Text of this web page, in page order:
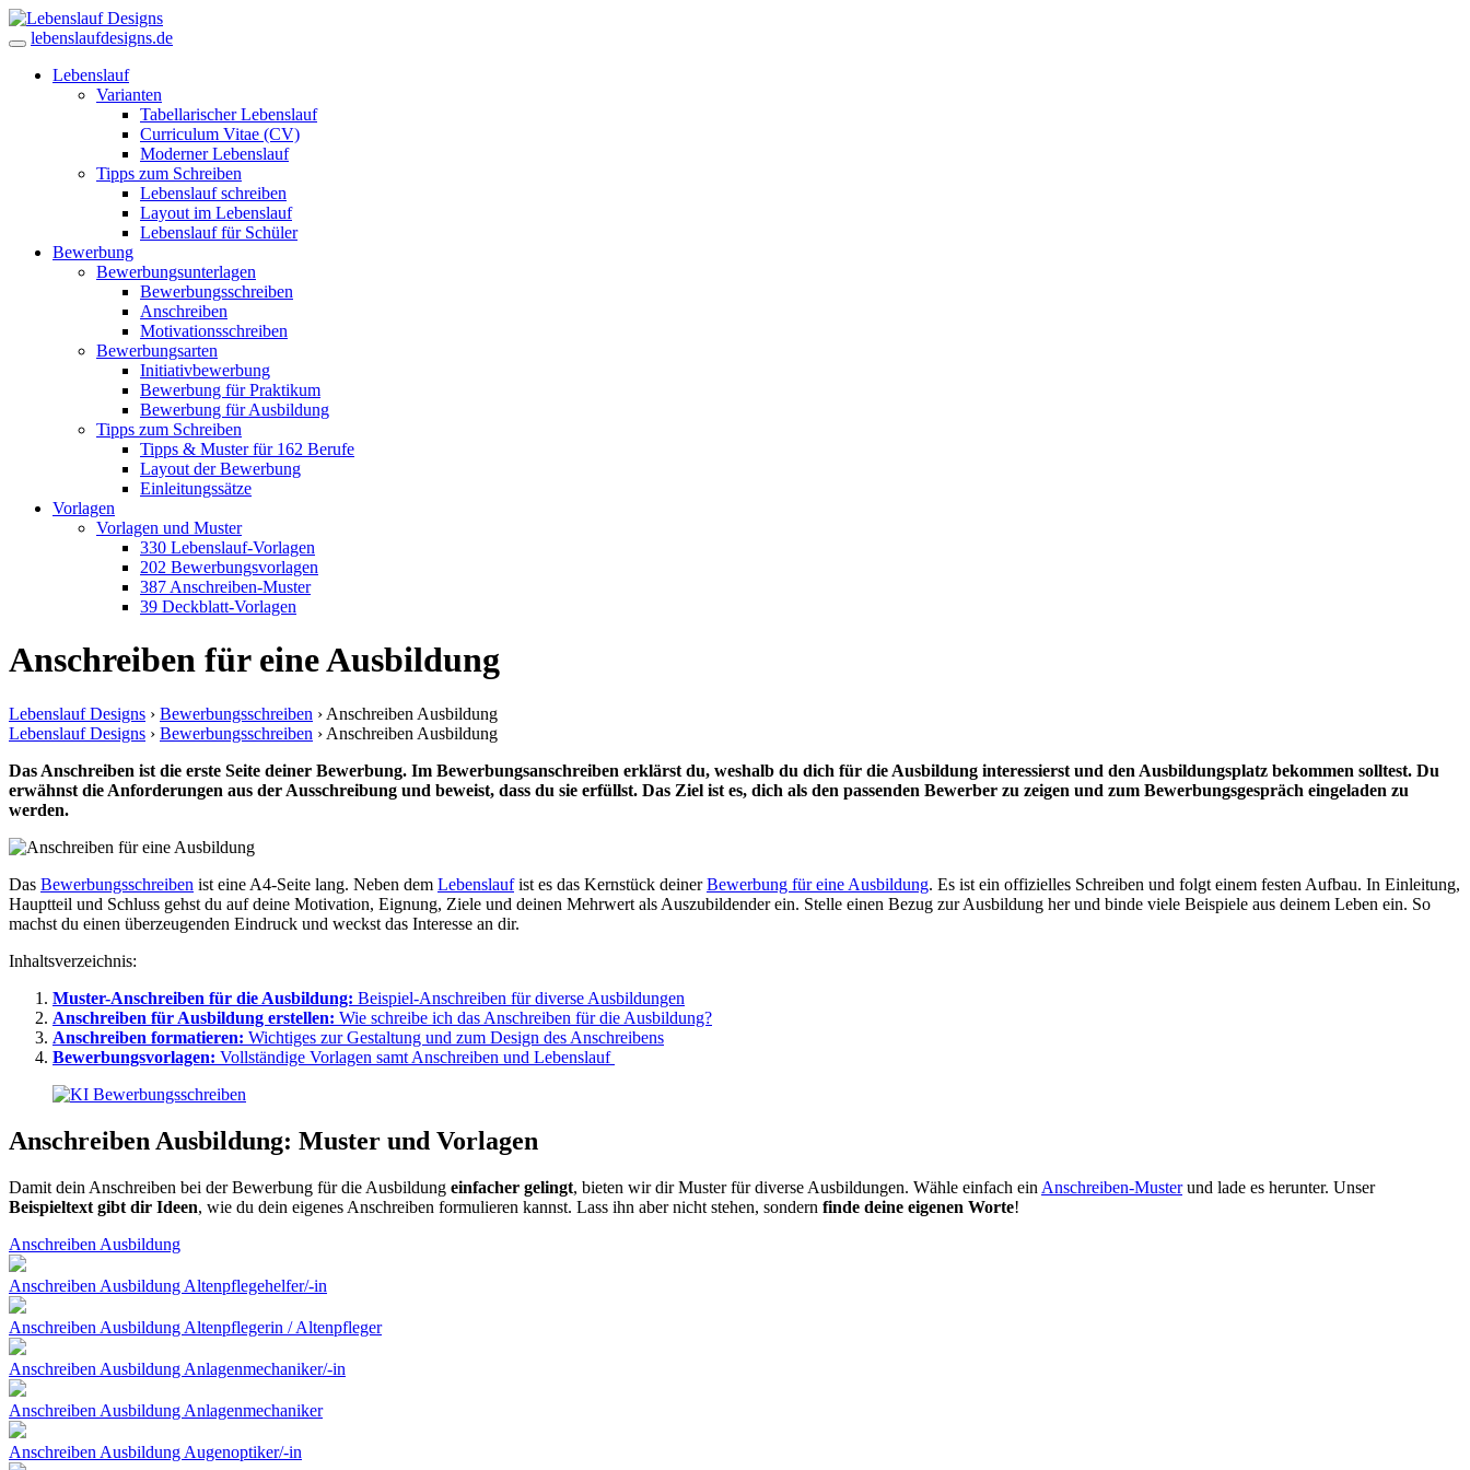
lebenslaufdesigns.de
Lebenslauf
Varianten
Tabellarischer Lebenslauf
Curriculum Vitae (CV)
Moderner Lebenslauf
Tipps zum Schreiben
Lebenslauf schreiben
Layout im Lebenslauf
Lebenslauf für Schüler
Bewerbung
Bewerbungsunterlagen
Bewerbungsschreiben
Anschreiben
Motivationsschreiben
Bewerbungsarten
Initiativbewerbung
Bewerbung für Praktikum
Bewerbung für Ausbildung
Tipps zum Schreiben
Tipps & Muster für 162 Berufe
Layout der Bewerbung
Einleitungssätze
Vorlagen
Vorlagen und Muster
330 Lebenslauf-Vorlagen
202 Bewerbungsvorlagen
387 Anschreiben-Muster
39 Deckblatt-Vorlagen
Anschreiben für eine Ausbildung
Lebenslauf Designs › Bewerbungsschreiben › Anschreiben Ausbildung
Lebenslauf Designs › Bewerbungsschreiben › Anschreiben Ausbildung
Das Anschreiben ist die erste Seite deiner Bewerbung. Im Bewerbungsanschreiben erklärst du, weshalb du dich für die Ausbildung interessierst und den Ausbildungsplatz bekommen solltest. Du
erwähnst die Anforderungen aus der Ausschreibung und beweist, dass du sie erfüllst. Das Ziel ist es, dich als den passenden Bewerber zu zeigen und zum Bewerbungsgespräch eingeladen zu
werden.
Das Bewerbungsschreiben ist eine A4-Seite lang. Neben dem Lebenslaufist es das Kernstück deinerBewerbung für eine Ausbildung. Es ist ein offizielles Schreiben und folgt einem festen Aufbau. In Einleitung,
Hauptteil und Schluss gehst du auf deine Motivation, Eignung, Ziele und deinen Mehrwert als Auszubildender ein. Stelle einen Bezug zur Ausbildung her und binde viele Beispiele aus deinem Leben ein. So
machst du einen überzeugenden Eindruck und weckst das Interesse an dir.
Inhaltsverzeichnis:
Muster-Anschreiben für die Ausbildung: Beispiel-Anschreiben für diverse Ausbildungen
Anschreiben für Ausbildung erstellen: Wie schreibe ich das Anschreiben für die Ausbildung?
Anschreiben formatieren: Wichtiges zur Gestaltung und zum Design des Anschreibens
Bewerbungsvorlagen: Vollständige Vorlagen samt Anschreiben und Lebenslauf
Anschreiben Ausbildung: Muster und Vorlagen
Damit dein Anschreiben bei der Bewerbung für die Ausbildung einfacher gelingt, bieten wir dir Muster für diverse Ausbildungen. Wähle einfach ein Anschreiben-Musterund lade es herunter. Unser
Beispieltext gibt dir Ideen, wie du dein eigenes Anschreiben formulieren kannst. Lass ihn aber nicht stehen, sondern finde deine eigenen Worte!
Anschreiben Ausbildung
Anschreiben Ausbildung Altenpflegehelfer/-in
Anschreiben Ausbildung Altenpflegerin / Altenpfleger
Anschreiben Ausbildung Anlagenmechaniker/-in
Anschreiben Ausbildung Anlagenmechaniker
Anschreiben Ausbildung Augenoptiker/-in